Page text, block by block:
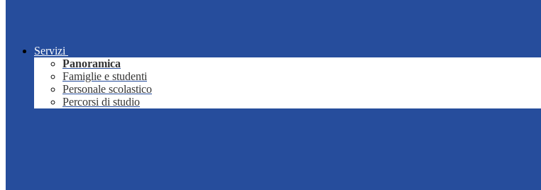
Servizi
Panoramica
Famiglie e studenti
Personale scolastico
Percorsi di studio